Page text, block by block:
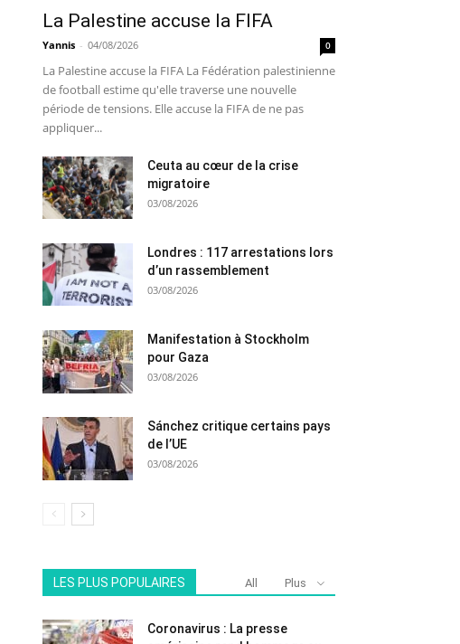
La Palestine accuse la FIFA
Yannis - 04/08/2026 0
La Palestine accuse la FIFA La Fédération palestinienne
de football estime qu'elle traverse une nouvelle
période de tensions. Elle accuse la FIFA de ne pas
appliquer...
Ceuta au cœur de la crise
migratoire
03/08/2026
Londres : 117 arrestations lors
d’un rassemblement
03/08/2026
Manifestation à Stockholm
pour Gaza
03/08/2026
Sánchez critique certains pays
de l’UE
03/08/2026
LES PLUS POPULAIRES All Plus
Coronavirus : La presse